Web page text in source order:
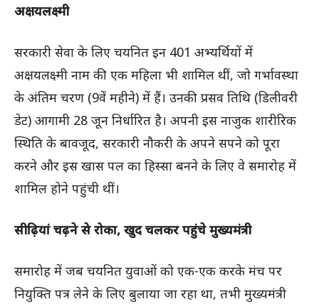
अक्षयलक्ष्मी
सरकारी सेवा के लिए चयनित इन 401 अभ्यर्थियों में
अक्षयलक्ष्मी नाम की एक महिला भी शामिल थीं, जो गर्भावस्था
के अंतिम चरण (9वें महीने) में हैं। उनकी प्रसव तिथि (डिलीवरी
डेट) आगामी 28 जून निर्धारित है। अपनी इस नाजुक शारीरिक
स्थिति के बावजूद, सरकारी नौकरी के अपने सपने को पूरा
करने और इस खास पल का हिस्सा बनने के लिए वे समारोह में
शामिल होने पहुंची थीं।
सीढ़ियां चढ़ने से रोका, खुद चलकर पहुंचे मुख्यमंत्री
समारोह में जब चयनित युवाओं को एक-एक करके मंच पर
नियुक्ति पत्र लेने के लिए बुलाया जा रहा था, तभी मुख्यमंत्री